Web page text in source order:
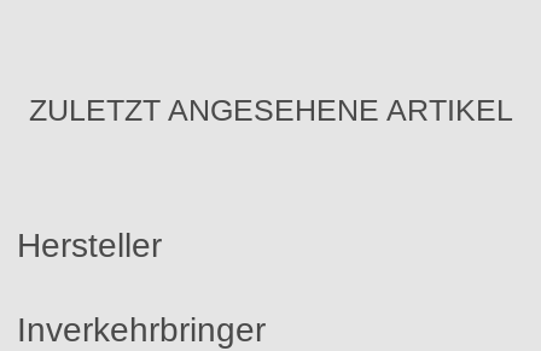
ZULETZT ANGESEHENE ARTIKEL
Hersteller
Inverkehrbringer